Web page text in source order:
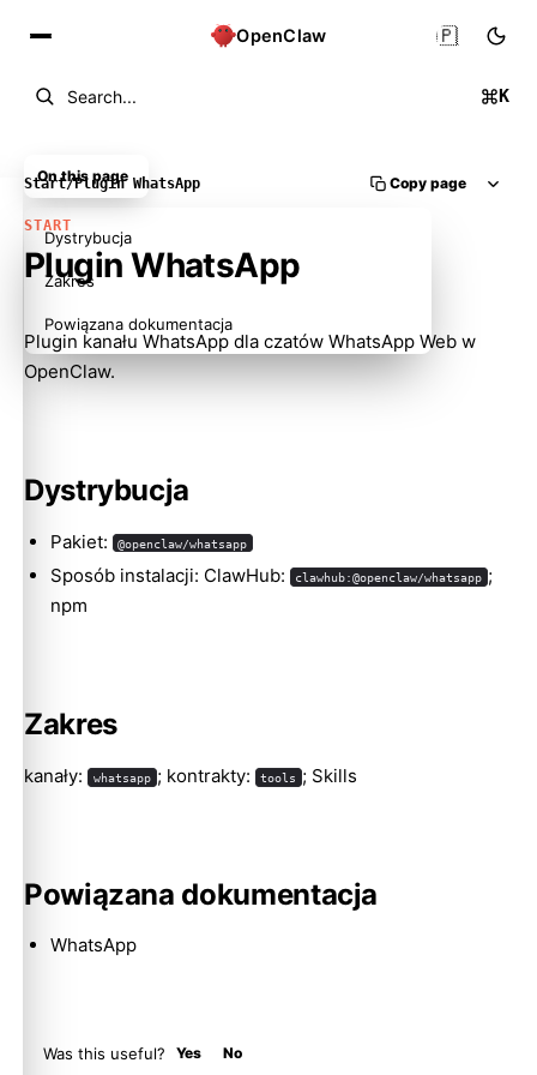
OpenClaw
Search... K
🇵🇱
Start/Plugin WhatsApp Copy page
START
Plugin WhatsApp
Plugin kanału WhatsApp dla czatów WhatsApp Web w
OpenClaw.
Dystrybucja
Pakiet: @openclaw/whatsapp
Sposób instalacji: ClawHub: clawhub:@openclaw/whatsapp ;
npm
Zakres
kanały: whatsapp ; kontrakty: tools ; Skills
Powiązana dokumentacja
WhatsApp
Was this useful? Yes No
On this page
Dystrybucja
Zakres
Powiązana dokumentacja